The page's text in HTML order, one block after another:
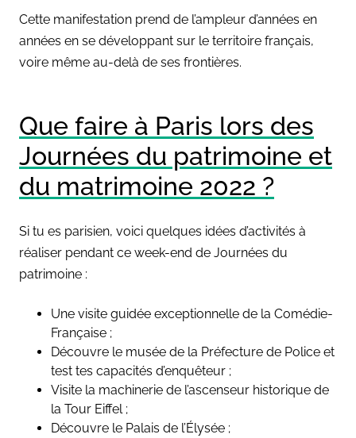
Cette manifestation prend de l’ampleur d’années en
années en se développant sur le territoire français,
voire même au-delà de ses frontières.
Que faire à Paris lors des
Journées du patrimoine et
du matrimoine 2022 ?
Si tu es parisien, voici quelques idées d’activités à
réaliser pendant ce week-end de Journées du
patrimoine :
Une visite guidée exceptionnelle de la Comédie-
Française ;
Découvre le musée de la Préfecture de Police et
test tes capacités d’enquêteur ;
Visite la machinerie de l’ascenseur historique de
la Tour Eiffel ;
Découvre le Palais de l’Élysée ;